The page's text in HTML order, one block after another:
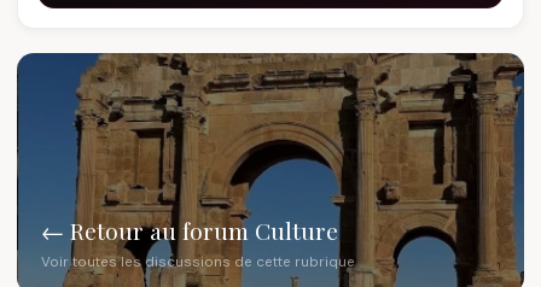
← Retour au forum Culture
Voir toutes les discussions de cette rubrique